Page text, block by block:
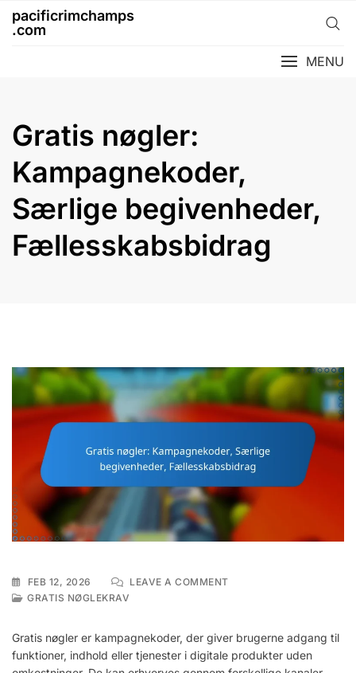
pacificrimchamps
.com
MENU
Gratis nøgler:
Kampagnekoder,
Særlige begivenheder,
Fællesskabsbidrag
FEB 12, 2026 LEAVE A COMMENTON
SÆRLIGE
BEGIVENHEDER,
GRATIS NØGLEKRAV
Gratis nøgler er kampagnekoder, der giver brugerne adgang til
funktioner, indhold eller tjenester i digitale produkter uden